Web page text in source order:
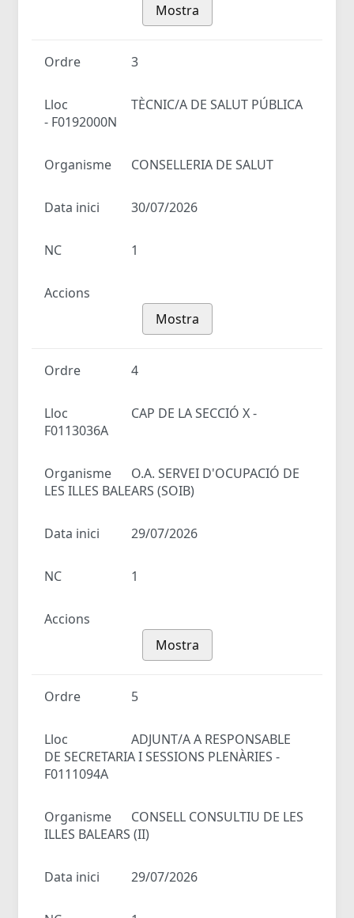
Mostra
Ordre 3
Lloc
TÈCNIC/A DE SALUT PÚBLICA
- F0192000N
Organisme CONSELLERIA DE SALUT
Data inici 30/07/2026
NC 1
Accions
Mostra
Ordre 4
Lloc
CAP DE LA SECCIÓ X -
F0113036A
Organisme
O.A. SERVEI D'OCUPACIÓ DE
LES ILLES BALEARS (SOIB)
Data inici 29/07/2026
NC 1
Accions
Mostra
Ordre 5
Lloc
ADJUNT/A A RESPONSABLE
DE SECRETARIA I SESSIONS PLENÀRIES -
F0111094A
Organisme
CONSELL CONSULTIU DE LES
ILLES BALEARS (II)
Data inici 29/07/2026